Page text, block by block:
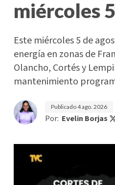
miércoles
Este miércoles 5 de
energía en zonas de
Olancho, Cortés y
mantenimiento
Publicado4 ago. 2026
Por: Evelin Borjas